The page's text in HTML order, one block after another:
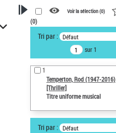
VOTRE RECHERCHE
Recherche avancée dans les
notices d’autorité
Œuvres liées à l'auteur :
Temperton, Rod (1947-2016)
Auteur d’œuvre
Voir la sélection (0)
(0)
Tri par : Défaut
sur 1
1
Temperton, Rod (1947-2016)
[Thriller]
Titre uniforme musical
Tri par : Défaut